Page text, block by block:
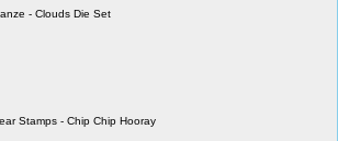
- Clouds Die Set
Stamps - Chip Chip Hooray